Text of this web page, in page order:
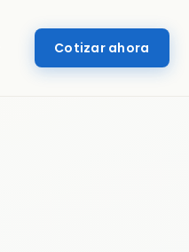
Cotizar ahora